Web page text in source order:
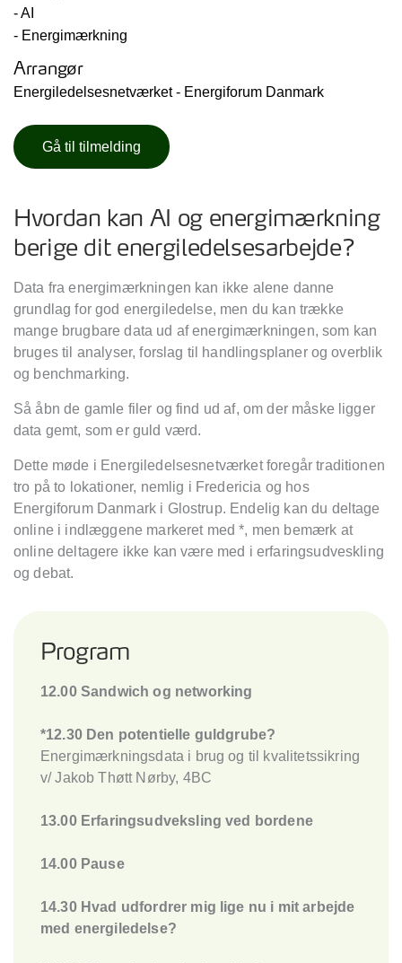
- AI
- Energimærkning
Arrangør
Energiledelsesnetværket - Energiforum Danmark
Gå til tilmelding
Hvordan kan AI og energimærkning
berige dit energiledelsesarbejde?
Data fra energimærkningen kan ikke alene danne
grundlag for god energiledelse, men du kan trække
mange brugbare data ud af energimærkningen, som kan
bruges til analyser, forslag til handlingsplaner og overblik
og benchmarking.
Så åbn de gamle filer og find ud af, om der måske ligger
data gemt, som er guld værd.
Dette møde i Energiledelsesnetværket foregår traditionen
tro på to lokationer, nemlig i Fredericia og hos
Energiforum Danmark i Glostrup. Endelig kan du deltage
online i indlæggene markeret med *, men bemærk at
online deltagere ikke kan være med i erfaringsudveskling
og debat.
Program
12.00 Sandwich og networking
*12.30 Den potentielle guldgrube?
Energimærkningsdata i brug og til kvalitetssikring
v/ Jakob Thøtt Nørby, 4BC
13.00 Erfaringsudveksling ved bordene
14.00 Pause
14.30 Hvad udfordrer mig lige nu i mit arbejde
med energiledelse?